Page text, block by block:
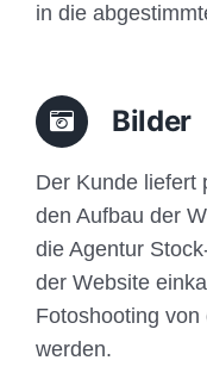
in die
Bilder
Der Kunde liefert
den Aufbau der
die Agentur
der Website
Fotoshooting
werden.